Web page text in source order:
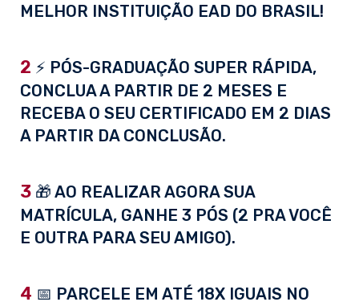
MELHOR INSTITUIÇÃO EAD DO BRASIL!
2 ⚡ PÓS-GRADUAÇÃO SUPER RÁPIDA,
CONCLUA A PARTIR DE 2 MESES E
RECEBA O SEU CERTIFICADO EM 2 DIAS
A PARTIR DA CONCLUSÃO.
3 🎁 AO REALIZAR AGORA SUA
MATRÍCULA, GANHE 3 PÓS (2 PRA VOCÊ
E OUTRA PARA SEU AMIGO).
4 📅 PARCELE EM ATÉ 18X IGUAIS NO